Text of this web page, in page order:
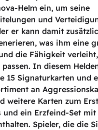
Helm ein, um seine
und
er kann damit
was ihm eine
die Fähigkeit
passen. In diesem
15 Signaturkarten und
an
weitere Karten zum
und ein Erzfeind-Set mit
Spieler, die die